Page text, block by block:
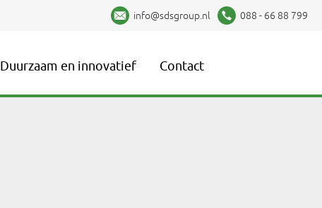
info@sdsgroup.nl 088 - 66 88 799
Duurzaam en innovatief Contact